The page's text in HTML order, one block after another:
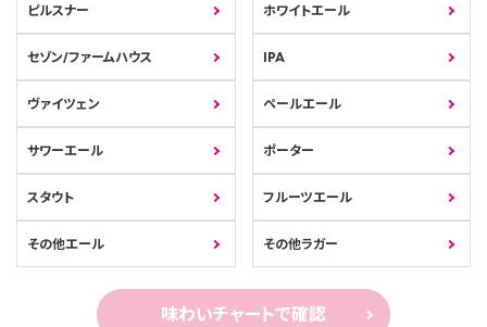
ピルスナー ホワイトエール
セゾン/ファームハウス IPA
ヴァイツェン ペールエール
サワーエール ポーター
スタウト フルーツエール
その他エール その他ラガー
味わいチャートで確認